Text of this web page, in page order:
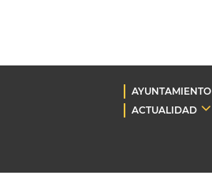
AYUNTAMIENTO
ACTUALIDAD